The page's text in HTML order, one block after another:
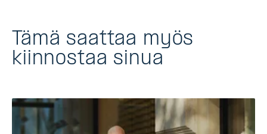
Tämä saattaa myös
kiinnostaa sinua